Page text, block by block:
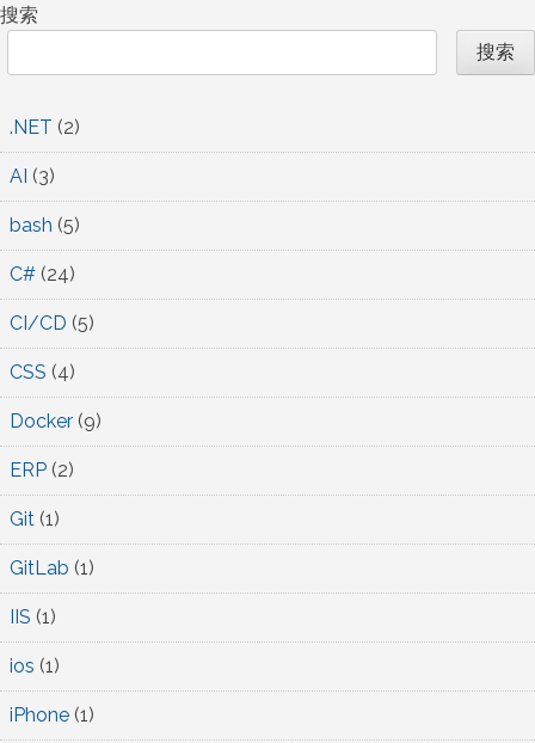
导
航
搜索
搜索
.NET (2)
AI (3)
bash (5)
C# (24)
CI/CD (5)
CSS (4)
Docker (9)
ERP (2)
Git (1)
GitLab (1)
IIS (1)
ios (1)
iPhone (1)